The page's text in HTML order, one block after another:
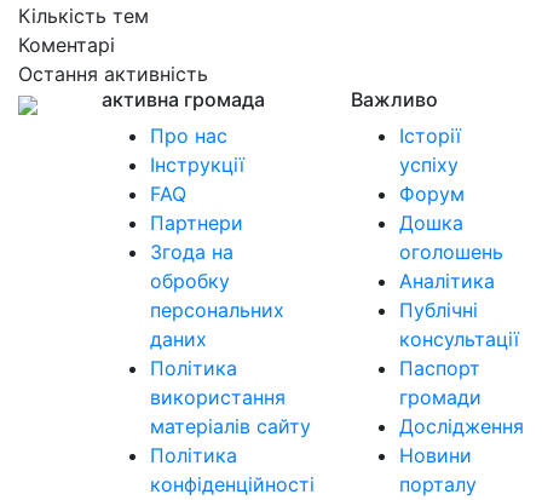
Кількість тем
Коментарі
Остання активність
активна громада
Про нас
Інструкції
FAQ
Партнери
Згода на
обробку
персональних
даних
Політика
використання
матеріалів сайту
Політика
конфіденційності
Важливо
Історії
успіху
Форум
Дошка
оголошень
Аналітика
Публічні
консультації
Паспорт
громади
Дослідження
Новини
порталу